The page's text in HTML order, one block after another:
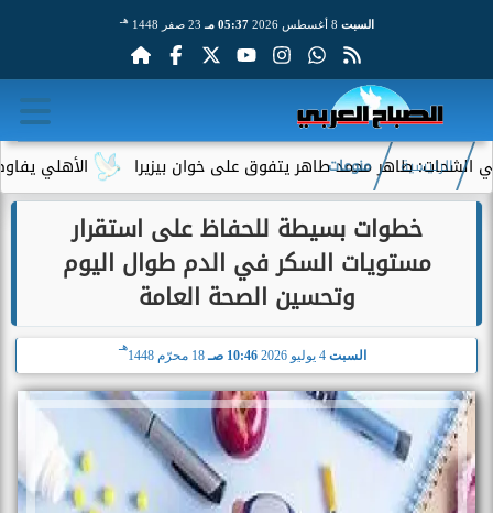
السبت 05:37 مـ 23 صفر 1448 هـ
الأهلي يفاوض أحمد طاهر محمد طاهر يتفوق على خوان بيزيرا
الرئيسية منوعات
خطوات بسيطة للحفاظ على استقرار
مستويات السكر في الدم طوال اليوم
وتحسين الصحة العامة
السبت 4 يوليو 2026 10:46 صـ 18 محرّم 1448
هـ